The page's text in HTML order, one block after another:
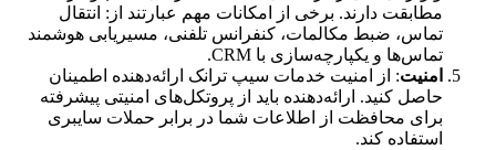
مطابقت دارند. برخی از امکانات مهم عبارتند از: انتقال
تماس، ضبط مکالمات، کنفرانس تلفنی، مسیریابی هوشمند
تماس‌ها و یکپارچه‌سازی با CRM.
امنیت: از امنیت خدمات سیپ ترانک ارائه‌دهنده اطمینان
حاصل کنید. ارائه‌دهنده باید از پروتکل‌های امنیتی پیشرفته
برای محافظت از اطلاعات شما در برابر حملات سایبری
استفاده کند.